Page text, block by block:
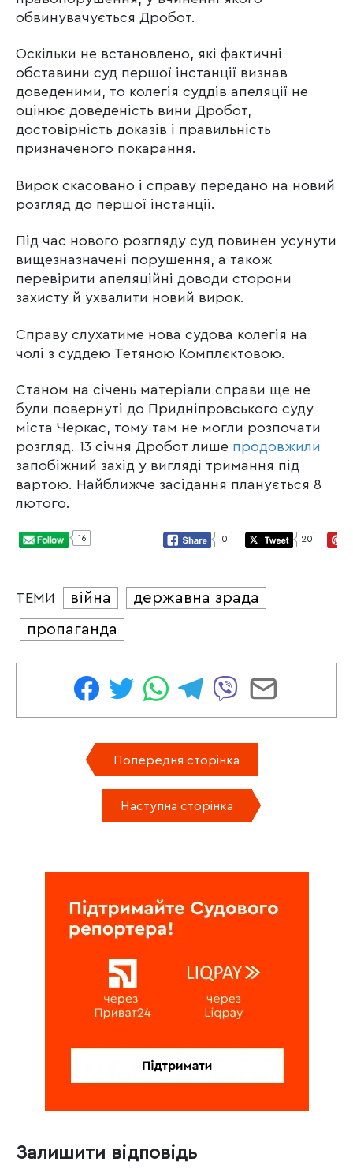
обвинувачується Дробот.
Оскільки не встановлено, які фактичні
обставини суд першої інстанції визнав
доведеними, то колегія суддів апеляції не
оцінює доведеність вини Дробот,
достовірність доказів і правильність
призначеного покарання.
Вирок скасовано і справу передано на новий
розгляд до першої інстанції.
Під час нового розгляду суд повинен усунути
вищезназначені порушення, а також
перевірити апеляційні доводи сторони
захисту й ухвалити новий вирок.
Справу слухатиме нова судова колегія на
чолі з суддею Тетяною Комплєктовою.
Станом на січень матеріали справи ще не
були повернуті до Придніпровського суду
міста Черкас, тому там не могли розпочати
розгляд. 13 січня Дробот лише продовжили
запобіжний захід у вигляді тримання під
вартою. Найближче засідання планується 8
лютого.
16 0 20
ТЕМИ війна
державна зрада
пропаганда
Попередня сторінка
Наступна сторінка
Залишити відповідь